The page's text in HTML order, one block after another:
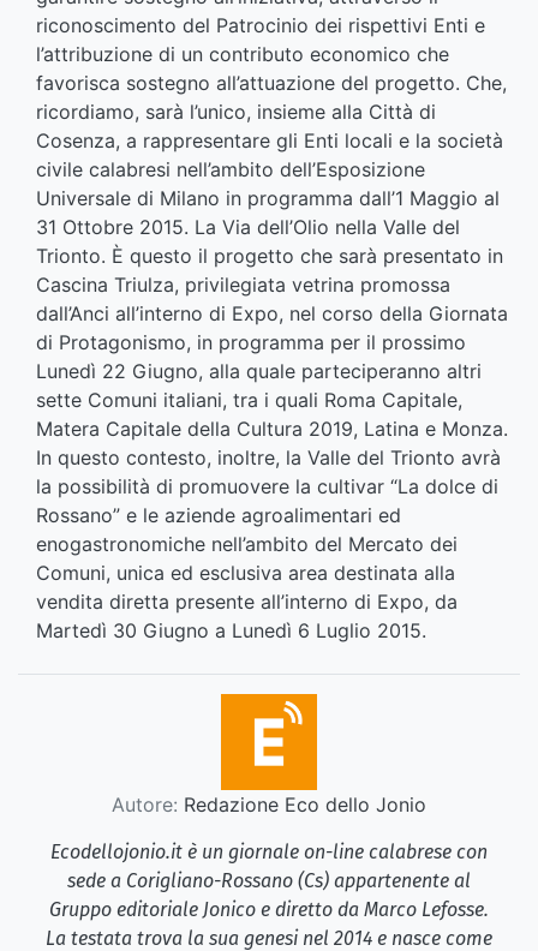
riconoscimento del Patrocinio dei rispettivi Enti e
l’attribuzione di un contributo economico che
favorisca sostegno all’attuazione del progetto. Che,
ricordiamo, sarà l’unico, insieme alla Città di
Cosenza, a rappresentare gli Enti locali e la società
civile calabresi nell’ambito dell’Esposizione
Universale di Milano in programma dall’1 Maggio al
31 Ottobre 2015. La Via dell’Olio nella Valle del
Trionto. È questo il progetto che sarà presentato in
Cascina Triulza, privilegiata vetrina promossa
dall’Anci all’interno di Expo, nel corso della Giornata
di Protagonismo, in programma per il prossimo
Lunedì 22 Giugno, alla quale parteciperanno altri
sette Comuni italiani, tra i quali Roma Capitale,
Matera Capitale della Cultura 2019, Latina e Monza.
In questo contesto, inoltre, la Valle del Trionto avrà
la possibilità di promuovere la cultivar “La dolce di
Rossano” e le aziende agroalimentari ed
enogastronomiche nell’ambito del Mercato dei
Comuni, unica ed esclusiva area destinata alla
vendita diretta presente all’interno di Expo, da
Martedì 30 Giugno a Lunedì 6 Luglio 2015.
Autore: Redazione Eco dello Jonio
Ecodellojonio.it è un giornale on-line calabrese con
sede a Corigliano-Rossano (Cs) appartenente al
Gruppo editoriale Jonico e diretto da Marco Lefosse.
La testata trova la sua genesi nel 2014 e nasce come